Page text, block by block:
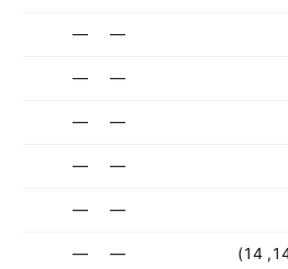
—
—
—
—
—
—
—
—
—
—
—
—